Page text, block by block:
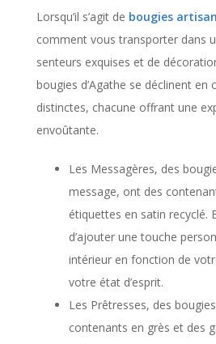
Lorsqu’il s’agit de bougies
comment vous transporter dans
senteurs exquises et de
bougies d’Agathe se déclinent en
distinctes, chacune offrant une
envoûtante.
Les Messagères, des
message, ont des
étiquettes en satin recyclé.
d’ajouter une touche
intérieur en fonction de
votre état d’esprit.
Les Prêtresses, des
contenants en grès et des